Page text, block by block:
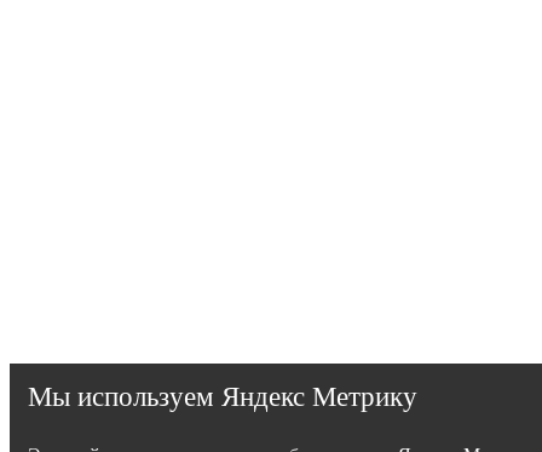
Мы используем Яндекс Метрику